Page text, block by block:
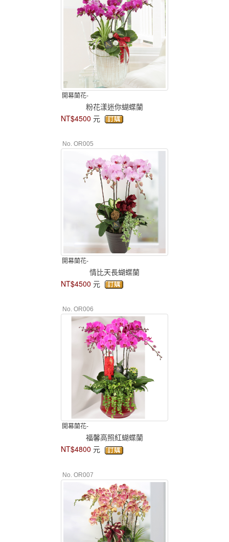
開幕蘭花-
粉花漾迷你蝴蝶蘭
NT$4500 元
No. OR005
開幕蘭花-
情比天長蝴蝶蘭
NT$4500 元
No. OR006
開幕蘭花-
福馨高照紅蝴蝶蘭
NT$4800 元
No. OR007